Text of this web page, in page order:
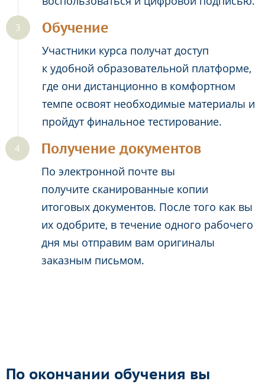
Обучение
Участники курса получат доступ
к удобной образовательной платформе,
где они дистанционно в комфортном
темпе освоят необходимые материалы и
пройдут финальное тестирование.
Получение документов
По электронной почте вы
получите сканированные копии
итоговых документов. После того как вы
их одобрите, в течение одного рабочего
дня мы отправим вам оригиналы
заказным письмом.
По окончании обучения вы